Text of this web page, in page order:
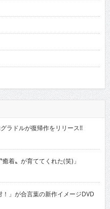
ラドルが復帰作をリリース!!
着〟が育ててくれた(笑)」
」が合言葉の新作イメージDVD